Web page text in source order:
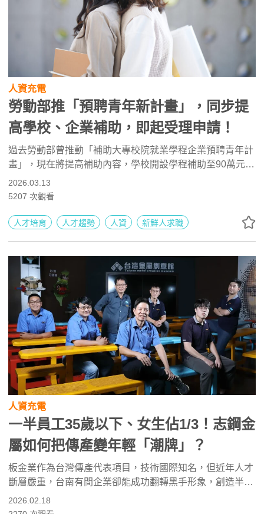
人資充電
勞動部推「預聘青年新計畫」，同步提
高學校、企業補助，即起受理申請！
過去勞動部曾推動「補助大專校院就業學程企業預聘青年計
畫」，現在將提高補助內容，學校開設學程補助至90萬元，
更針對重點缺工產業，針對提供職缺進行工作崗位訓練的企
業，每訓練1名學生給予最高7.2萬元「訓練費」，希望擴大
大專校院及企業參與！
2026.03.13
5207 次觀看
人才培育 人才趨勢 人資 新鮮人求職
人資充電
一半員工35歲以下、女生佔1/3！志鋼金
屬如何把傳產變年輕「潮牌」？
板金業作為台灣傳產代表項目，技術國際知名，但近年人才
斷層嚴重，台南有間企業卻能成功翻轉黑手形象，創造半個
工廠都是年輕面孔的特殊景象！來看隱藏版好企業志鋼金屬
的人才經營策略！
2026.02.18